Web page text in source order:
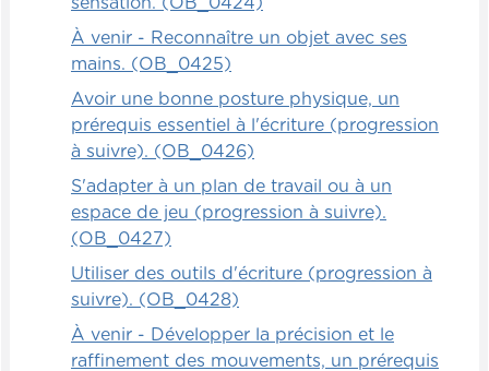
À venir - Reconnaître un objet avec ses
mains. (OB_0425)
Avoir une bonne posture physique, un
prérequis essentiel à l'écriture (progression
à suivre). (OB_0426)
S'adapter à un plan de travail ou à un
espace de jeu (progression à suivre).
(OB_0427)
Utiliser des outils d'écriture (progression à
suivre). (OB_0428)
À venir - Développer la précision et le
raffinement des mouvements, un prérequis